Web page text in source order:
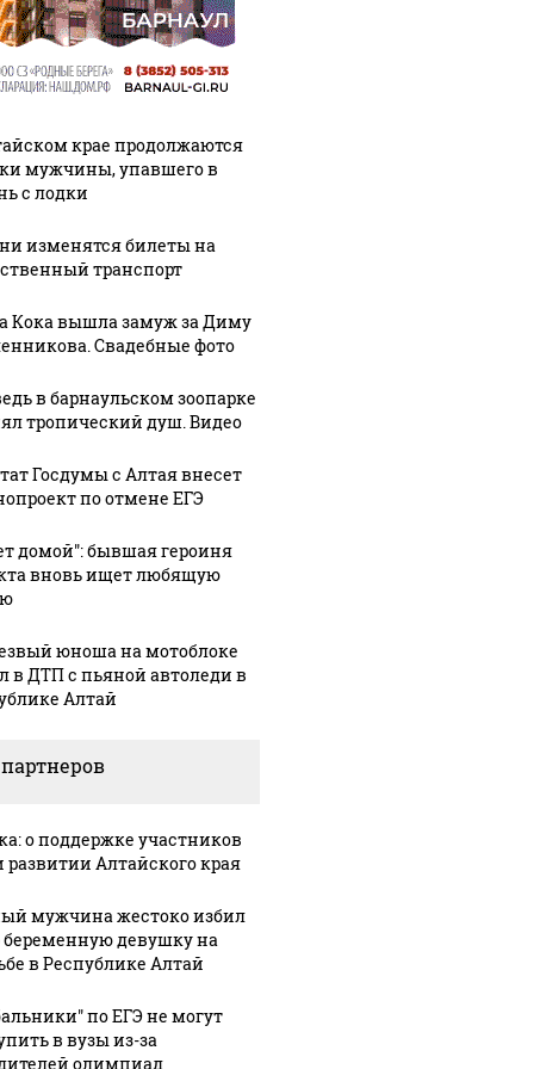
эту
еду из
Таких событий не
в
04 августа, 18:21
На границе с
выстроились
огромные
пробки:
туристы
часами стоят
на КПП
крае продолжаются
мужчины, упавшего в
с лодки
изменятся билеты на
транспорт
Кока вышла замуж за Диму
Свадебные фото
в барнаульском зоопарке
тропический душ. Видео
Госдумы с Алтая внесет
по отмене ЕГЭ
домой": бывшая героиня
вновь ищет любящую
юноша на мотоблоке
в ДТП с пьяной автоледи в
Алтай
о поддержке участников
развитии Алтайского края
мужчина жестоко избил
девушку на
в Республике Алтай
по ЕГЭ не могут
в вузы из-за
олимпиад